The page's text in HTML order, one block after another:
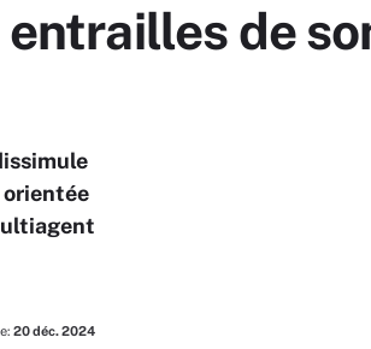
de
orientée
20 déc. 2024